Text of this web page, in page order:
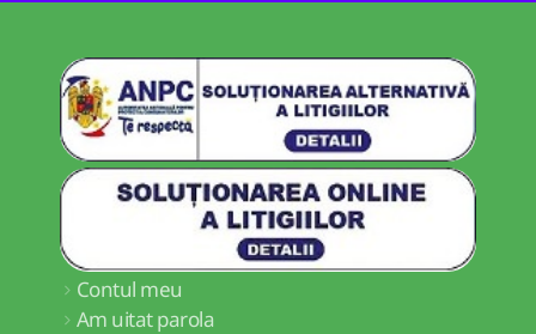
Contul meu
Am uitat parola